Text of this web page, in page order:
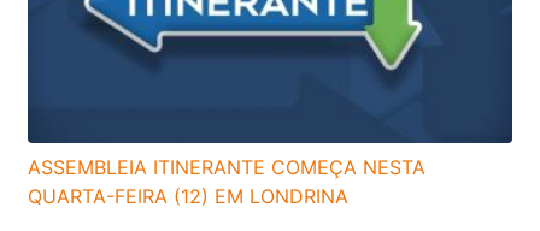
ASSEMBLEIA ITINERANTE COMEÇA NESTA
QUARTA-FEIRA (12) EM LONDRINA